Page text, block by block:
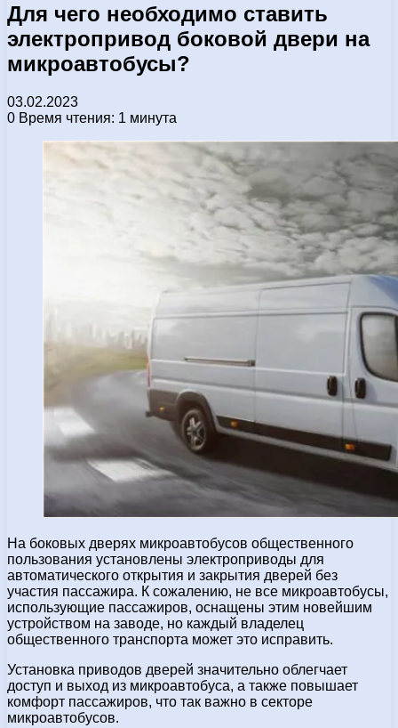
Для чего необходимо ставить
электропривод боковой двери на
микроавтобусы?
03.02.2023
0 Время чтения: 1 минута
На боковых дверях микроавтобусов общественного
пользования установлены электроприводы для
автоматического открытия и закрытия дверей без
участия пассажира. К сожалению, не все микроавтобусы,
использующие пассажиров, оснащены этим новейшим
устройством на заводе, но каждый владелец
общественного транспорта может это исправить.
Установка приводов дверей значительно облегчает
доступ и выход из микроавтобуса, а также повышает
комфорт пассажиров, что так важно в секторе
микроавтобусов.